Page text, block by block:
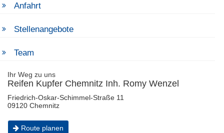
Anfahrt
Stellenangebote
Team
Ihr Weg zu uns
Reifen Kupfer Chemnitz Inh. Romy Wenzel
Friedrich-Oskar-Schimmel-Straße 11
09120 Chemnitz
Route planen